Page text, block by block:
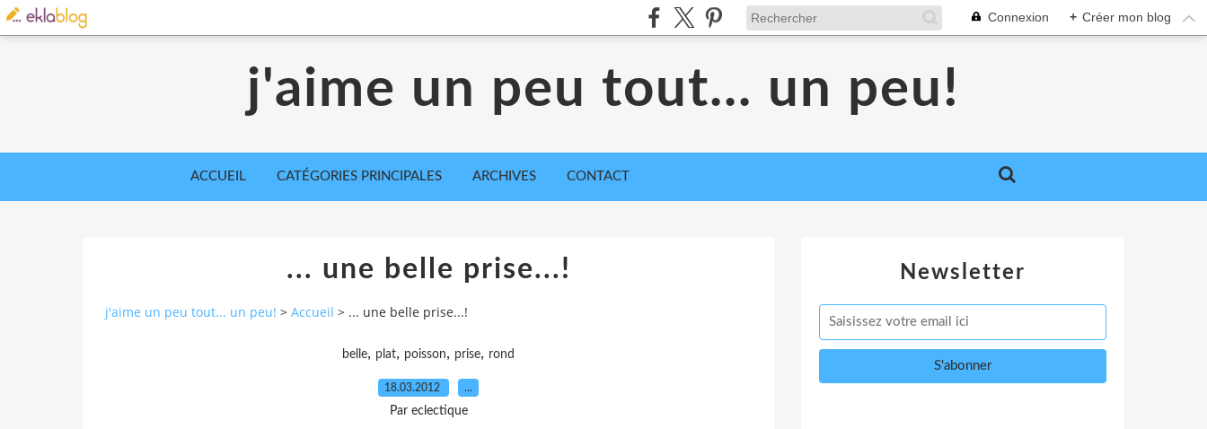
Connexion + Créer mon blog
j'aime un peu tout... un peu!
ACCUEIL CATÉGORIES PRINCIPALES ARCHIVES CONTACT
... une belle prise...!
j'aime un peu tout... un peu! > Accueil > ... une belle prise...!
belle, plat, poisson, prise, rond
18.03.2012 …
Par eclectique
Newsletter